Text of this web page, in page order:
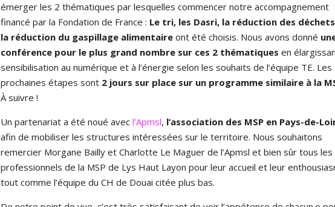
émerger les 2 thématiques par lesquelles commencer notre accompagnement
financé par la Fondation de France : Le tri, les Dasri, la réduction des déchets
la réduction du gaspillage alimentaire ont été choisis. Nous avons donné
conférence pour le plus grand nombre sur ces 2 thématiques en
sensibilisation au numérique et à l’énergie selon les souhaits de l’équipe TE. Les
prochaines étapes sont 2 jours sur place sur un programme similaire à la
À suivre !
Un partenariat a été noué avecl’Apmsl, l’association des MSP en Pays-de-
afin de mobiliser les structures intéressées sur le territoire. Nous souhaitons
remercier Morgane Bailly et Charlotte Le Maguer de l’Apmsl et bien sûr tous les
professionnels de la MSP de Lys Haut Layon pour leur accueil et leur
tout comme l’équipe du CH de Douai citée plus bas.